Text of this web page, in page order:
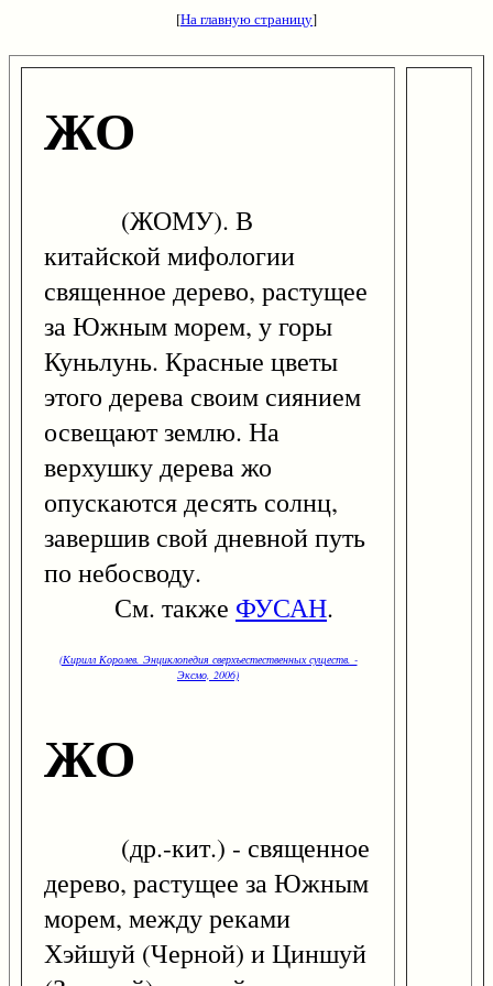
[На главную страницу]
ЖО
(ЖОМУ). В
китайской мифологии
священное дерево, растущее
за Южным морем, у горы
Куньлунь. Красные цветы
этого дерева своим сиянием
освещают землю. На
верхушку дерева жо
опускаются десять солнц,
завершив свой дневной путь
по небосводу.
См. также ФУСАН.
(Кирилл Королев. Энциклопедия сверхъестественных существ. -
Эксмо, 2006)
ЖО
(др.-кит.) - священное
дерево, растущее за Южным
морем, между реками
Хэйшуй (Черной) и Циншуй